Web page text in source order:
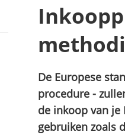
De Europese
procedure -
de inkoop van je
gebruiken zoals